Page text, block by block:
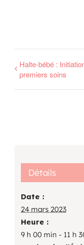
Halte-bébé :
premiers soins
Détails
Date :
24 mars 2023
Heure :
9 h 00 min - 11 h